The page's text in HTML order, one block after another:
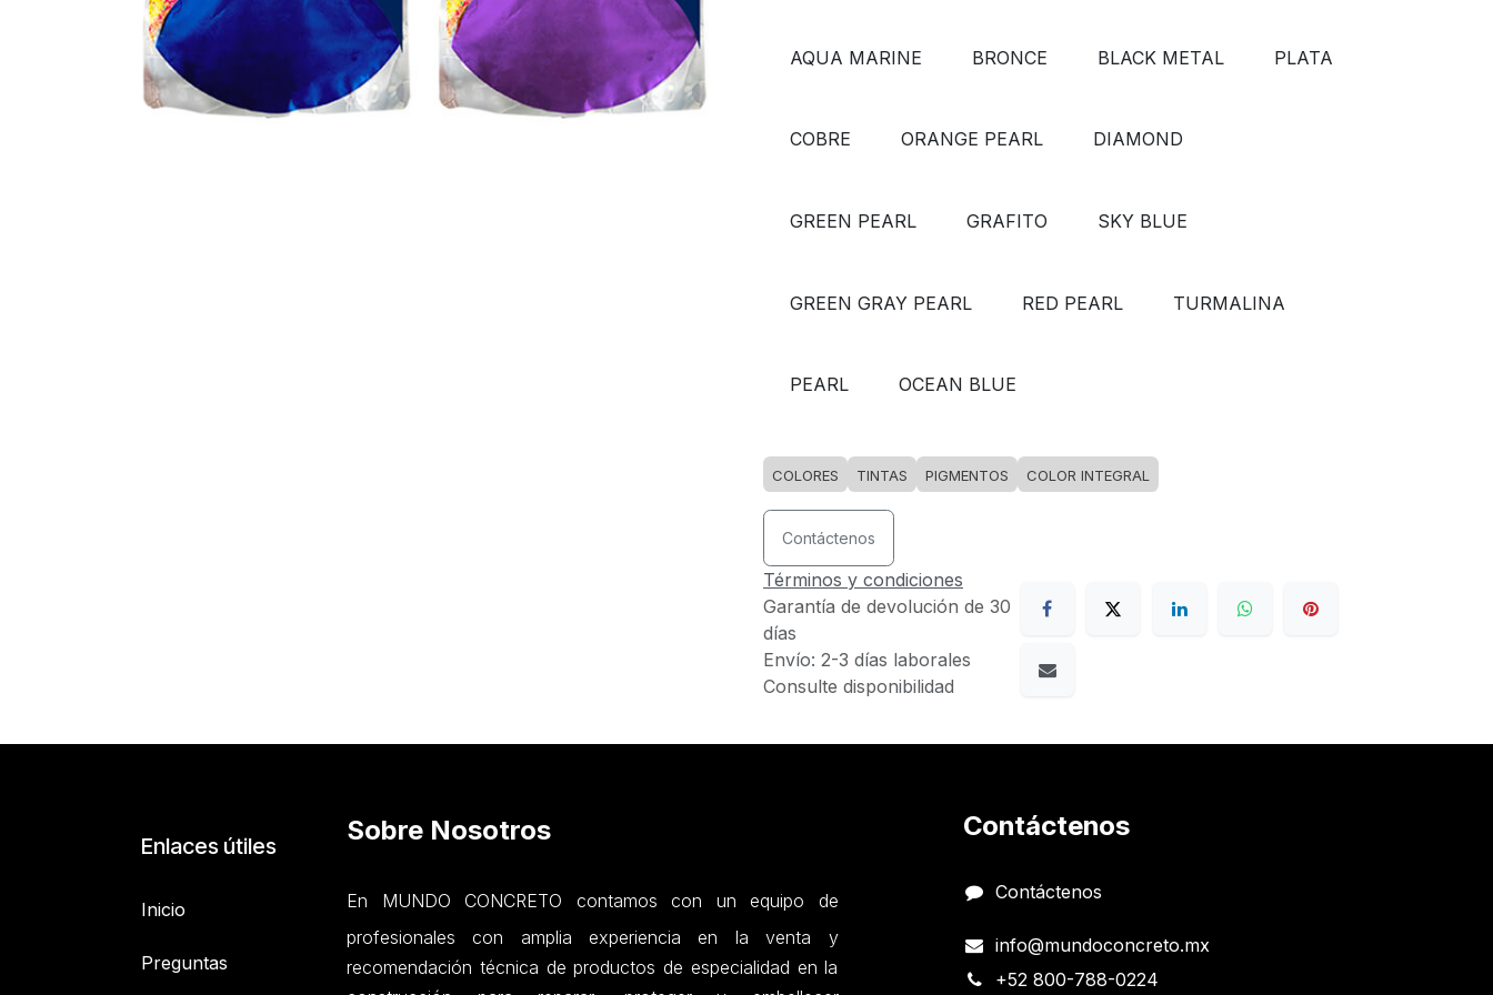
AQUA MARINE BRONCE BLACK METAL PLATA
COBRE ORANGE PEARL DIAMOND
GREEN PEARL GRAFITO SKY BLUE
GREEN GRAY PEARL RED PEARL TURMALINA
PEARL OCEAN BLUE
COLORES TINTAS PIGMENTOS COLOR INTEGRAL
Contáctenos
Términos y condiciones
Garantía de devolución de 30
días
Envío: 2-3 días laborales
Consulte disponibilidad
Enlaces útiles
Inicio
Preguntas
Sobre Nosotros
En MUNDO CONCRETO contamos con un equipo de
profesionales con amplia experiencia en la venta y
recomendación técnica de productos de especialidad en la
Contáctenos
Contáctenos
info@mundoconcreto.mx
+52 800-788-0224